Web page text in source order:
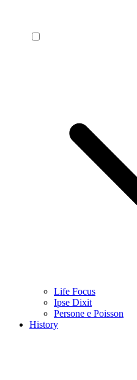
Life Focus
Ipse Dixit
Persone e Poisson
History